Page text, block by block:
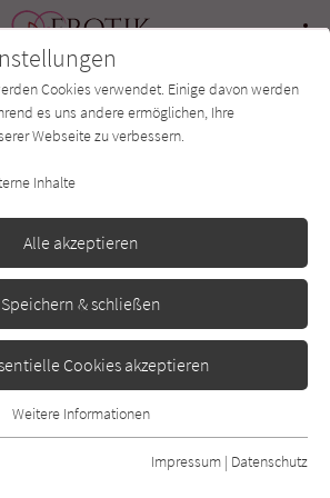
Charts Newsletter
1: Tugendhaft
März 2016 0
Cookies verwendet. Einige davon werden
es uns andere ermöglichen, Ihre
Webseite zu verbessern.
Inhalte
Alle akzeptieren
Speichern & schließen
Cookies akzeptieren
für grundlegende Funktionen der
ist gewährleistet, dass die Webseite
Weitere Informationen
Impressum | Datenschutz